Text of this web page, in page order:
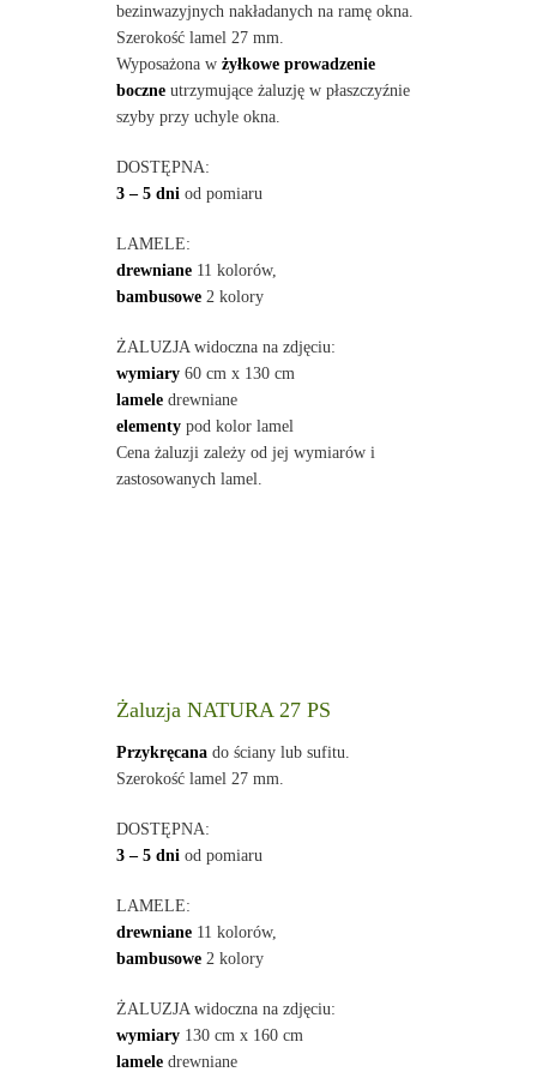
bezinwazyjnych nakładanych na ramę okna.
Szerokość lamel 27 mm.
Wyposażona w żyłkowe prowadzenie
boczneutrzymujące żaluzję w płaszczyźnie
szyby przy uchyle okna.
DOSTĘPNA:
3 – 5 dni od pomiaru
LAMELE:
drewniane11 kolorów,
bambusowe2 kolory
ŻALUZJA widoczna na zdjęciu:
wymiary60 cm x 130 cm
lameledrewniane
elementypod kolor lamel
Cena żaluzji zależy od jej wymiarów i
zastosowanych lamel.
Żaluzja NATURA 27 PS
Przykręcanado ściany lub sufitu.
Szerokość lamel 27 mm.
DOSTĘPNA:
3 – 5 dni od pomiaru
LAMELE:
drewniane11 kolorów,
bambusowe2 kolory
ŻALUZJA widoczna na zdjęciu:
wymiary130 cm x 160 cm
lameledrewniane